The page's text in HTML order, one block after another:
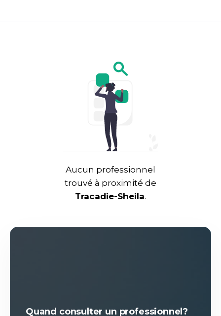
Aucun professionnel
trouvé à proximité de
Tracadie-Sheila.
Quand consulter un professionnel?